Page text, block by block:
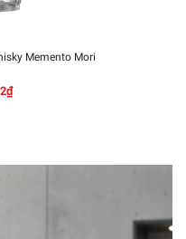
Memento Mori